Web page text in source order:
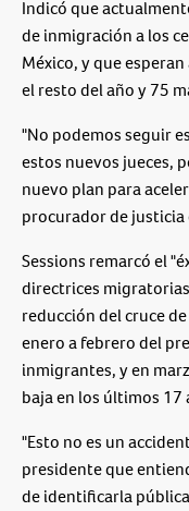
Indicó que
de inmigración a los
México, y que
el resto del año y 75
"No podemos seguir
estos nuevos jueces,
nuevo plan para
procurador de justicia
Sessions remarcó el
directrices
reducción del cruce
enero a febrero del
inmigrantes, y en
baja en los últimos 17
"Esto no es un
presidente que
de identificarla